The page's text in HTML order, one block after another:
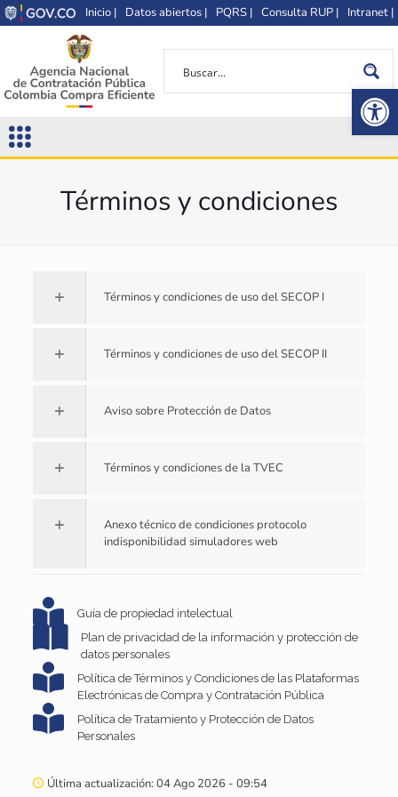
Inicio | Datos abiertos | PQRS | Consulta RUP | Intranet |
Términos y condiciones
Términos y condiciones de uso del SECOP I
Términos y condiciones de uso del SECOP II
Aviso sobre Protección de Datos
Términos y condiciones de la TVEC
Anexo técnico de condiciones protocolo
indisponibilidad simuladores web
Guía de propiedad intelectual
Plan de privacidad de la información y protección de
datos personales
Política de Términos y Condiciones de las Plataformas
Electrónicas de Compra y Contratación Pública
Política de Tratamiento y Protección de Datos
Personales
Última actualización: 04 Ago 2026 - 09:54